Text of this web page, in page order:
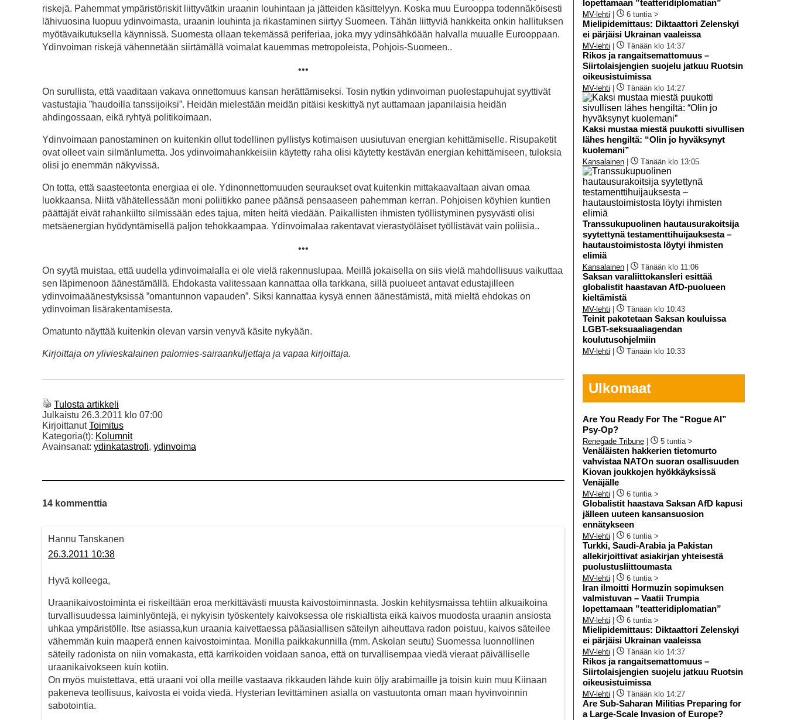
riskejä. Pahemmat ympäristöriskit liittyvätkin uraanin louhintaan ja jätteiden käsittelyyn. Koska muu Eurooppa todennäköisesti
lähivuosina luopuu ydinvoimasta, uraanin louhinta ja rikastaminen siirtyy Suomeen. Tähän liittyviä hankkeita onkin hallituksen
myötävaikutuksella käynnissä. Suomesta ollaan tekemässä periferiaa, joka myy ydinsähköään halvalla muualle Eurooppaan.
Ydinvoiman riskejä vähennetään siirtämällä voimalat kauemmas metropoleista, Pohjois-Suomeen..
•••
On surullista, että vaaditaan vakava onnettomuus kansan herättämiseksi. Tosin nytkin ydinvoiman puolestapuhujat syyttivät
vastustajia ”haudoilla tanssijoiksi”. Heidän mielestään meidän pitäisi keskittyä nyt auttamaan japanilaisia heidän
ahdingossaan, eikä ryhtyä politikoimaan.
Ydinvoimaan panostaminen on kuitenkin ollut todellinen pyllistys kotimaisen uusiutuvan energian kehittämiselle. Risupaketit
ovat olleet vain silmänlumetta. Jos ydinvoimahankkeisiin käytetty raha olisi käytetty kestävän energian kehittämiseen, tuloksia
olisi jo enemmän näkyvissä.
On totta, että saasteetonta energiaa ei ole. Ydinonnettomuuden seuraukset ovat kuitenkin mittakaavaltaan aivan omaa
luokkaansa. Niitä vähätellessään moni poliitikko panee päänsä pensaaseen pahemman kerran. Pohjoisen köyhien kuntien
päättäjät eivät rahankiilto silmissään edes tajua, miten heitä viedään. Paikallisten ihmisten työllistyminen pysyvästi olisi
metsäenergian hyödyntämisellä paljon tehokkaampaa. Ydinvoimalaa rakentavat vierastyöläiset työllistävät vain poliisia..
•••
On syytä muistaa, että uudella ydinvoimalalla ei ole vielä rakennuslupaa. Meillä jokaisella on siis vielä mahdollisuus vaikuttaa
sen läpimenoon äänestämällä. Ehdokasta valitessaan kannattaa olla tarkkana, sillä puolueet antavat edustajilleen
ydinvoimaäänestyksissä ”omantunnon vapauden”. Siksi kannattaa kysyä ennen äänestämistä, mitä mieltä ehdokas on
ydinvoiman lisärakentamisesta.
Omatunto näyttää kuitenkin olevan varsin venyvä käsite nykyään.
Kirjoittaja on ylivieskalainen palomies-sairaankuljettaja ja vapaa kirjoittaja.
Tulosta artikkeli
Julkaistu 26.3.2011 klo 07:00
KirjoittanutToimitus
Kategoria(t): Kolumnit
Avainsanat: ydinkatastrofi, ydinvoima
14 kommenttia
Hannu Tanskanen
26.3.2011 10:38
Hyvä kolleega,
Uraanikaivostoiminta ei riskeiltään eroa merkittävästi muusta kaivostoiminnasta. Joskin kehitysmaissa tehtiin alkuaikoina
turvallisuudessa laiminlyöntejä, ei nykyisin työskentely kaivoksessa ole riskialtista eikä kaivos muodosta uraanin ansiosta
uhkaa ympäristölle. Itse asiassa,kun uraania kaivettaessa pääasiallisen säteilyn aiheuttava radon poistuu, kaivos säteilee
vähemmän kuin maaperä ennen kaivostoimintaa. Monilla paikkakunnilla (mm. Askolan seutu) Suomessa luonnollinen
säteily radonista on niin vomakasta, että karrikoiden voidaan sanoa, että on turvallisempaa viedä vieraat päivälliselle
uraanikaivokseen kuin kotiin.
On myös muistettava, että uraani voi olla meille vastaava rikkauden lähde kuin öljy arabimaille ja toisin kuin muu Kiinaan
pakeneva teollisuus, kaivosta ei voida viedä. Hysterian levittäminen asialla on vastuutonta oman maan hyvinvoinnin
sabotointia.
lopettamaan ”teatteridiplomatian”
MV-lehti 6 tuntia >
Mielipidemittaus: Diktaattori Zelenskyi
ei pärjäisi Ukrainan vaaleissa
MV-lehti Tänään klo 14:37
Rikos ja rangaitsemattomuus –
Siirtolaisjengien suojelu jatkuu Ruotsin
oikeusistuimissa
MV-lehti Tänään klo 14:27
Kaksi mustaa miestä puukotti sivullisen
lähes hengiltä: “Olin jo hyväksynyt
kuolemani”
Kansalainen| Tänään klo 13:05
Transsukupuolinen hautausurakoitsija
syytettynä testamenttihuijauksesta –
hautaustoimistosta löytyi ihmisten
elimiä
Kansalainen| Tänään klo 11:06
Saksan varaliittokansleri esittää
globalistit haastavan AfD-puolueen
kieltämistä
MV-lehti Tänään klo 10:43
Teinit pakotetaan Saksan kouluissa
LGBT-seksuaaliagendan
koulutusohjelmiin
MV-lehti Tänään klo 10:33
Ulkomaat
Are You Ready For The “Rogue AI”
Psy-Op?
Renegade Tribune| 5 tuntia >
Venäläisten hakkerien tietomurto
vahvistaa NATOn suoran osallisuuden
Kiovan joukkojen hyökkäyksissä
Venäjälle
MV-lehti 6 tuntia >
Globalistit haastava Saksan AfD kapusi
jälleen uuteen kansansuosion
ennätykseen
MV-lehti 6 tuntia >
Turkki, Saudi-Arabia ja Pakistan
allekirjoittivat asiakirjan yhteisestä
puolustusliittoumasta
MV-lehti 6 tuntia >
Iran ilmoitti Hormuzin sopimuksen
valmistuvan – Vaatii Trumpia
lopettamaan ”teatteridiplomatian”
MV-lehti 6 tuntia >
Mielipidemittaus: Diktaattori Zelenskyi
ei pärjäisi Ukrainan vaaleissa
MV-lehti Tänään klo 14:37
Rikos ja rangaitsemattomuus –
Siirtolaisjengien suojelu jatkuu Ruotsin
oikeusistuimissa
MV-lehti Tänään klo 14:27
Are Sub-Saharan Militias Preparing for
a Large-Scale Invasion of Europe?